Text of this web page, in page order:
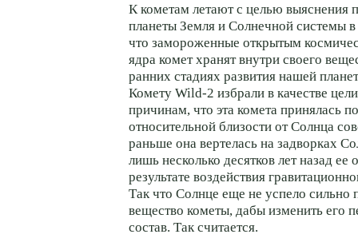
К кометам летают с целью выяснения
планеты Земля и Солнечной системы
что замороженные открытым
ядра комет хранят внутри своего
ранних стадиях развития нашей
Комету Wild-2 избрали в качестве
причинам, что эта комета принялась
относительной близости от Солнца
раньше она вертелась на задворках
лишь несколько десятков лет назад ее
результате воздействия
Так что Солнце еще не успело сильно
вещество кометы, дабы изменить его
состав. Так считается.